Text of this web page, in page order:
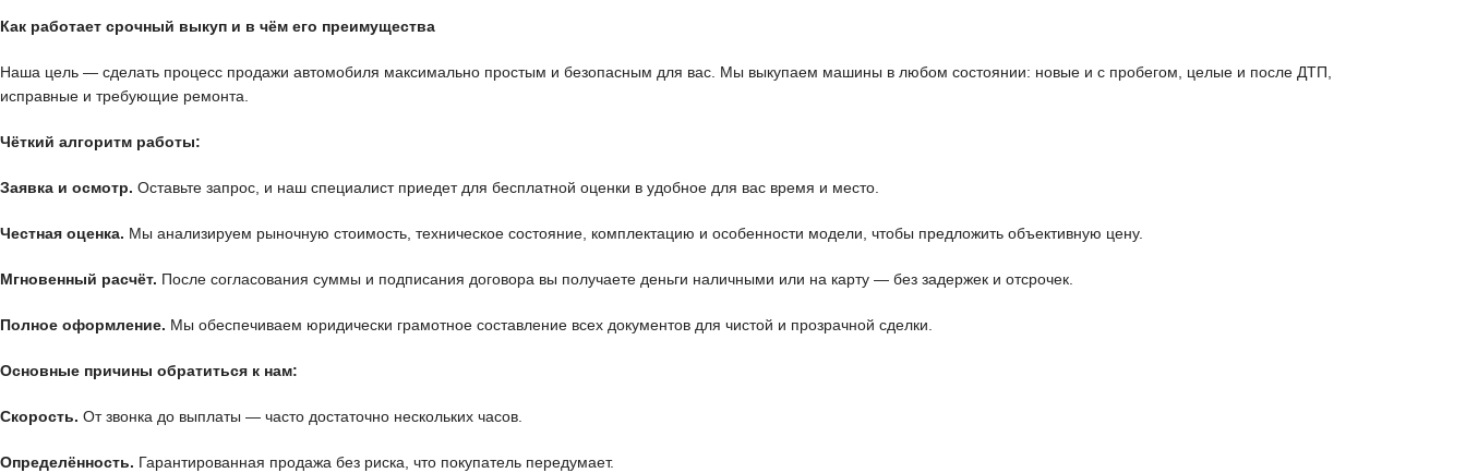
Как работает срочный выкуп и в чём его преимущества
Наша цель — сделать процесс продажи автомобиля максимально простым и безопасным для вас. Мы выкупаем машины в любом состоянии: новые и с пробегом, целые и после ДТП,
исправные и требующие ремонта.
Чёткий алгоритм работы:
Заявка и осмотр. Оставьте запрос, и наш специалист приедет для бесплатной оценки в удобное для вас время и место.
Честная оценка. Мы анализируем рыночную стоимость, техническое состояние, комплектацию и особенности модели, чтобы предложить объективную цену.
Мгновенный расчёт. После согласования суммы и подписания договора вы получаете деньги наличными или на карту — без задержек и отсрочек.
Полное оформление. Мы обеспечиваем юридически грамотное составление всех документов для чистой и прозрачной сделки.
Основные причины обратиться к нам:
Скорость. От звонка до выплаты — часто достаточно нескольких часов.
Определённость. Гарантированная продажа без риска, что покупатель передумает.